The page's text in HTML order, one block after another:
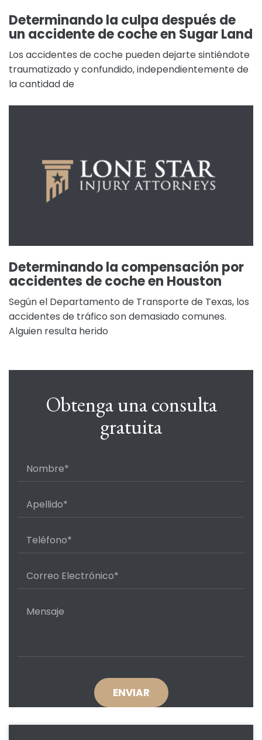
Determinando la culpa después de
un accidente de coche en Sugar Land
Los accidentes de coche pueden dejarte sintiéndote
traumatizado y confundido, independientemente de
la cantidad de
Determinando la compensación por
accidentes de coche en Houston
Según el Departamento de Transporte de Texas, los
accidentes de tráfico son demasiado comunes.
Alguien resulta herido
Obtenga una consulta
gratuita